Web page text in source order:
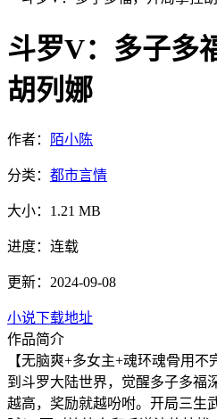
斗罗V：多子多
胡列娜
作者： 陌小陈
分类： 都市言情
大小： 1.21 MB
进度： 连载
更新：2024-09-08
小说下载地址
作品简介
【无脑爽+多女主+魂环魂骨用
到斗罗大陆世界，觉醒多子多福
越高，奖励就越吩咐。开局三生